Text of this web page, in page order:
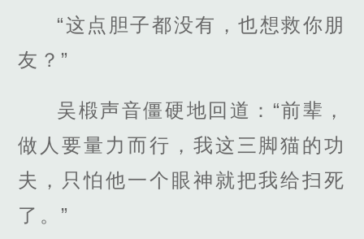
“这点胆子都没有，也想救你朋
友？”
吴椴声音僵硬地回道：“前辈，
做人要量力而行，我这三脚猫的功
夫，只怕他一个眼神就把我给扫死
了。”